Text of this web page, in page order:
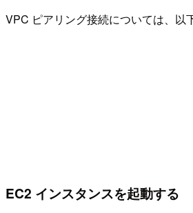
VPC ピアリング接続については、以
EC2 インスタンスを起動する